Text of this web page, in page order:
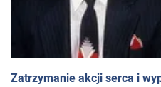
Zatrzymanie akcji serca i